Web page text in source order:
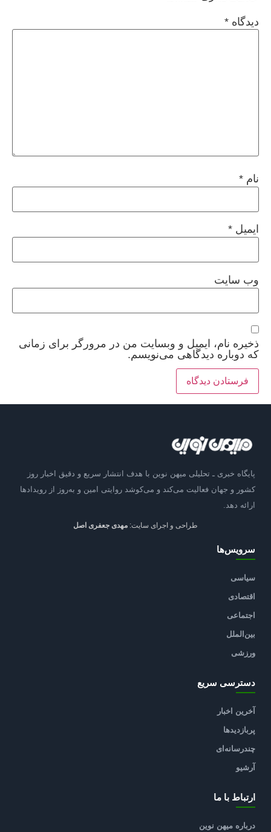
دیدگاه *
نام *
ایمیل *
وب‌ سایت
ذخیره نام، ایمیل و وبسایت من در مرورگر برای زمانی
که دوباره دیدگاهی می‌نویسم.
پایگاه خبری ـ تحلیلی میهن نوین با هدف انتشار سریع و دقیق اخبار روز
کشور و جهان فعالیت می‌کند و می‌کوشد روایتی امین و به‌روز از رویدادها
ارائه دهد.
طراحی و اجرای سایت: مهدی جعفری اصل
سرویس‌ها
سیاسی
اقتصادی
اجتماعی
بین‌الملل
ورزشی
دسترسی سریع
آخرین اخبار
پربازدیدها
چندرسانه‌ای
آرشیو
ارتباط با ما
درباره میهن نوین